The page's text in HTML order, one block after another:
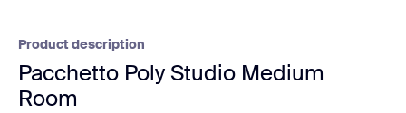
Product description
Pacchetto Poly Studio Medium
Room